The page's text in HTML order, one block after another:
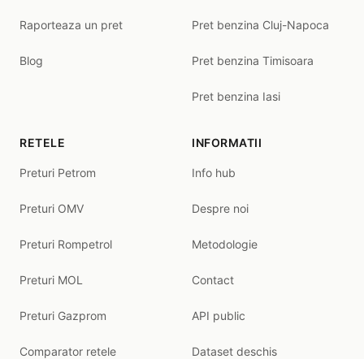
Raporteaza un pret
Blog
Pret benzina Cluj-Napoca
Pret benzina Timisoara
Pret benzina Iasi
RETELE
Preturi Petrom
Preturi OMV
Preturi Rompetrol
Preturi MOL
Preturi Gazprom
Comparator retele
INFORMATII
Info hub
Despre noi
Metodologie
Contact
API public
Dataset deschis